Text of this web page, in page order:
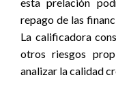
repago de las
La calificadora
otros riesgos
analizar la calidad